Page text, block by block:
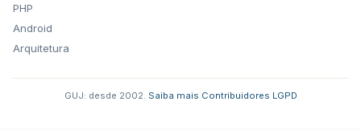
PHP
Android
Arquitetura
GUJ: desde 2002. Saiba mais Contribuidores LGPD